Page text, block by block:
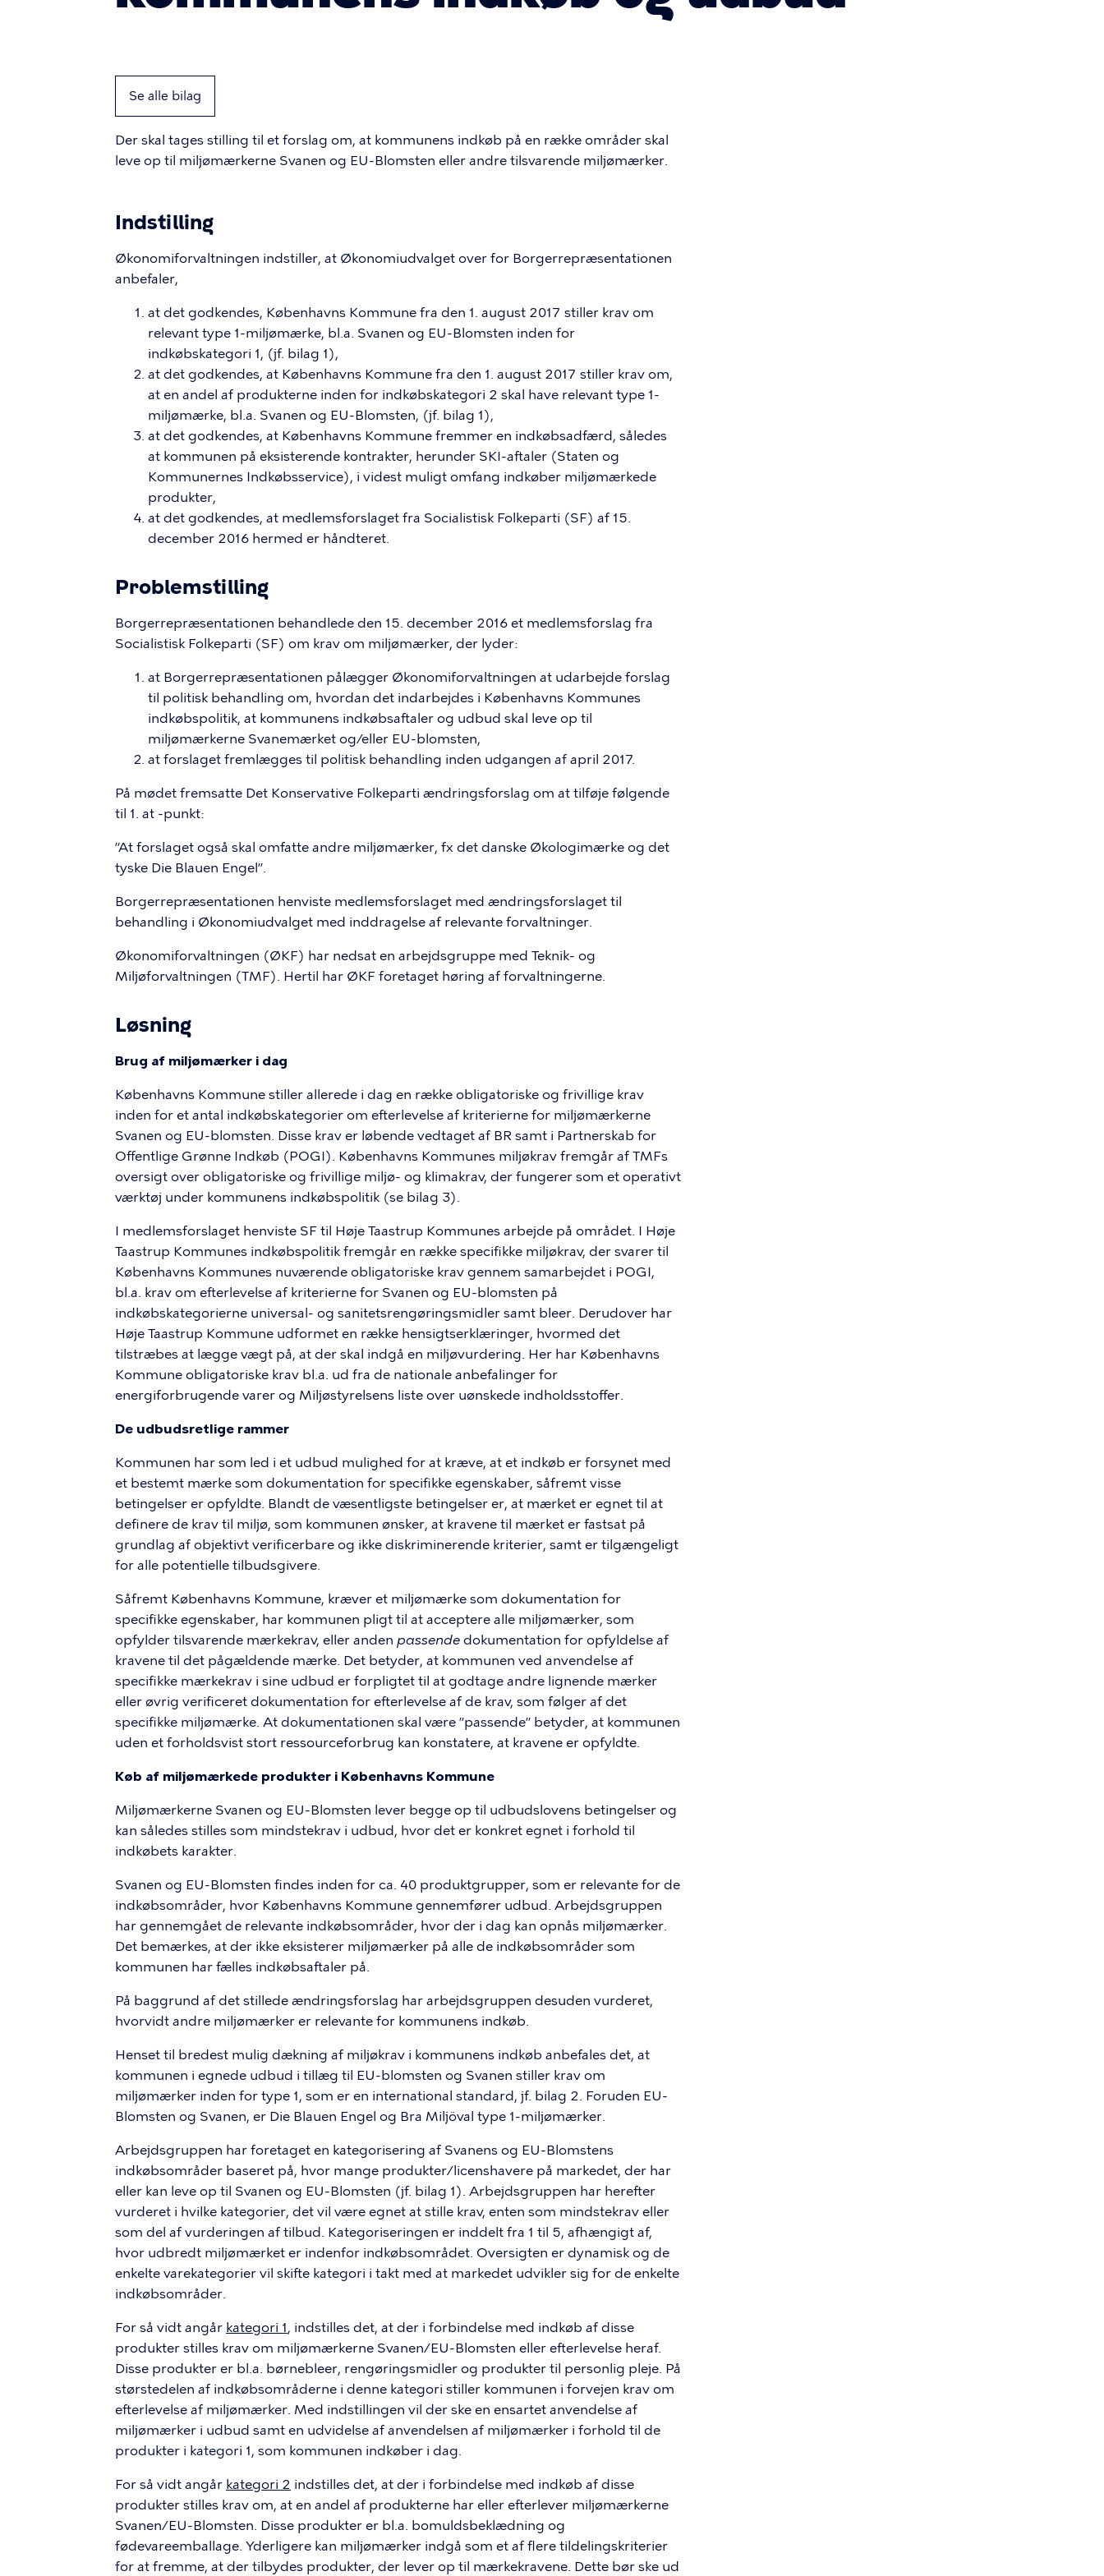
Se alle bilag
Der skal tages stilling til et forslag om, at kommunens indkøb på en række områder skal
leve op til miljømærkerne Svanen og EU-Blomsten eller andre tilsvarende miljømærker.
Indstilling
Økonomiforvaltningen indstiller, at Økonomiudvalget over for Borgerrepræsentationen
anbefaler,
at det godkendes, Københavns Kommune fra den 1. august 2017 stiller krav om
relevant type 1-miljømærke, bl.a. Svanen og EU-Blomsten inden for
indkøbskategori 1, (jf. bilag 1),
at det godkendes, at Københavns Kommune fra den 1. august 2017 stiller krav om,
at en andel af produkterne inden for indkøbskategori 2 skal have relevant type 1-
miljømærke, bl.a. Svanen og EU-Blomsten, (jf. bilag 1),
at det godkendes, at Københavns Kommune fremmer en indkøbsadfærd, således
at kommunen på eksisterende kontrakter, herunder SKI-aftaler (Staten og
Kommunernes Indkøbsservice), i videst muligt omfang indkøber miljømærkede
produkter,
at det godkendes, at medlemsforslaget fra Socialistisk Folkeparti (SF) af 15.
december 2016 hermed er håndteret.
Problemstilling
Borgerrepræsentationen behandlede den 15. december 2016 et medlemsforslag fra
Socialistisk Folkeparti (SF) om krav om miljømærker, der lyder:
at Borgerrepræsentationen pålægger Økonomiforvaltningen at udarbejde forslag
til politisk behandling om, hvordan det indarbejdes i Københavns Kommunes
indkøbspolitik, at kommunens indkøbsaftaler og udbud skal leve op til
miljømærkerne Svanemærket og/eller EU-blomsten,
at forslaget fremlægges til politisk behandling inden udgangen af april 2017.
På mødet fremsatte Det Konservative Folkeparti ændringsforslag om at tilføje følgende
til 1. at -punkt:
”At forslaget også skal omfatte andre miljømærker, fx det danske Økologimærke og det
tyske Die Blauen Engel”.
Borgerrepræsentationen henviste medlemsforslaget med ændringsforslaget til
behandling i Økonomiudvalget med inddragelse af relevante forvaltninger.
Økonomiforvaltningen (ØKF) har nedsat en arbejdsgruppe med Teknik- og
Miljøforvaltningen (TMF). Hertil har ØKF foretaget høring af forvaltningerne.
Løsning
Brug af miljømærker i dag
Københavns Kommune stiller allerede i dag en række obligatoriske og frivillige krav
inden for et antal indkøbskategorier om efterlevelse af kriterierne for miljømærkerne
Svanen og EU-blomsten. Disse krav er løbende vedtaget af BR samt i Partnerskab for
Offentlige Grønne Indkøb (POGI). Københavns Kommunes miljøkrav fremgår af TMFs
oversigt over obligatoriske og frivillige miljø- og klimakrav, der fungerer som et operativt
værktøj under kommunens indkøbspolitik (se bilag 3).
I medlemsforslaget henviste SF til Høje Taastrup Kommunes arbejde på området. I Høje
Taastrup Kommunes indkøbspolitik fremgår en række specifikke miljøkrav, der svarer til
Københavns Kommunes nuværende obligatoriske krav gennem samarbejdet i POGI,
bl.a. krav om efterlevelse af kriterierne for Svanen og EU-blomsten på
indkøbskategorierne universal- og sanitetsrengøringsmidler samt bleer. Derudover har
Høje Taastrup Kommune udformet en række hensigtserklæringer, hvormed det
tilstræbes at lægge vægt på, at der skal indgå en miljøvurdering. Her har Københavns
Kommune obligatoriske krav bl.a. ud fra de nationale anbefalinger for
energiforbrugende varer og Miljøstyrelsens liste over uønskede indholdsstoffer.
De udbudsretlige rammer
Kommunen har som led i et udbud mulighed for at kræve, at et indkøb er forsynet med
et bestemt mærke som dokumentation for specifikke egenskaber, såfremt visse
betingelser er opfyldte. Blandt de væsentligste betingelser er, at mærket er egnet til at
definere de krav til miljø, som kommunen ønsker, at kravene til mærket er fastsat på
grundlag af objektivt verificerbare og ikke diskriminerende kriterier, samt er tilgængeligt
for alle potentielle tilbudsgivere.
Såfremt Københavns Kommune, kræver et miljømærke som dokumentation for
specifikke egenskaber, har kommunen pligt til at acceptere alle miljømærker, som
opfylder tilsvarende mærkekrav, eller anden passende dokumentation for opfyldelse af
kravene til det pågældende mærke. Det betyder, at kommunen ved anvendelse af
specifikke mærkekrav i sine udbud er forpligtet til at godtage andre lignende mærker
eller øvrig verificeret dokumentation for efterlevelse af de krav, som følger af det
specifikke miljømærke. At dokumentationen skal være ”passende” betyder, at kommunen
uden et forholdsvist stort ressourceforbrug kan konstatere, at kravene er opfyldte.
Køb af miljømærkede produkter i Københavns Kommune
Miljømærkerne Svanen og EU-Blomsten lever begge op til udbudslovens betingelser og
kan således stilles som mindstekrav i udbud, hvor det er konkret egnet i forhold til
indkøbets karakter.
Svanen og EU-Blomsten findes inden for ca. 40 produktgrupper, som er relevante for de
indkøbsområder, hvor Københavns Kommune gennemfører udbud. Arbejdsgruppen
har gennemgået de relevante indkøbsområder, hvor der i dag kan opnås miljømærker.
Det bemærkes, at der ikke eksisterer miljømærker på alle de indkøbsområder som
kommunen har fælles indkøbsaftaler på.
På baggrund af det stillede ændringsforslag har arbejdsgruppen desuden vurderet,
hvorvidt andre miljømærker er relevante for kommunens indkøb.
Henset til bredest mulig dækning af miljøkrav i kommunens indkøb anbefales det, at
kommunen i egnede udbud i tillæg til EU-blomsten og Svanen stiller krav om
miljømærker inden for type 1, som er en international standard, jf. bilag 2. Foruden EU-
Blomsten og Svanen, er Die Blauen Engel og Bra Miljöval type 1-miljømærker.
Arbejdsgruppen har foretaget en kategorisering af Svanens og EU-Blomstens
indkøbsområder baseret på, hvor mange produkter/licenshavere på markedet, der har
eller kan leve op til Svanen og EU-Blomsten (jf. bilag 1). Arbejdsgruppen har herefter
vurderet i hvilke kategorier, det vil være egnet at stille krav, enten som mindstekrav eller
som del af vurderingen af tilbud. Kategoriseringen er inddelt fra 1 til 5, afhængigt af,
hvor udbredt miljømærket er indenfor indkøbsområdet. Oversigten er dynamisk og de
enkelte varekategorier vil skifte kategori i takt med at markedet udvikler sig for de enkelte
indkøbsområder.
For så vidt angår kategori 1, indstilles det, at der i forbindelse med indkøb af disse
produkter stilles krav om miljømærkerne Svanen/EU-Blomsten eller efterlevelse heraf.
Disse produkter er bl.a. børnebleer, rengøringsmidler og produkter til personlig pleje. På
størstedelen af indkøbsområderne i denne kategori stiller kommunen i forvejen krav om
efterlevelse af miljømærker. Med indstillingen vil der ske en ensartet anvendelse af
miljømærker i udbud samt en udvidelse af anvendelsen af miljømærker i forhold til de
produkter i kategori 1, som kommunen indkøber i dag.
For så vidt angår kategori 2 indstilles det, at der i forbindelse med indkøb af disse
produkter stilles krav om, at en andel af produkterne har eller efterlever miljømærkerne
Svanen/EU-Blomsten. Disse produkter er bl.a. bomuldsbeklædning og
fødevareemballage. Yderligere kan miljømærker indgå som et af flere tildelingskriterier
for at fremme, at der tilbydes produkter, der lever op til mærkekravene. Dette bør ske ud